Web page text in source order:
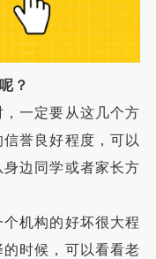
？
一定要从这几个方
誉良好程度，可以
边同学或者家长方
机构的好坏很大程
时候，可以看看老